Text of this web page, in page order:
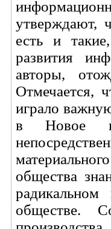
утверждают,
есть и
развития
авторы,
Отмечается,
играло
в Новое
общества
радикальном
обществе.